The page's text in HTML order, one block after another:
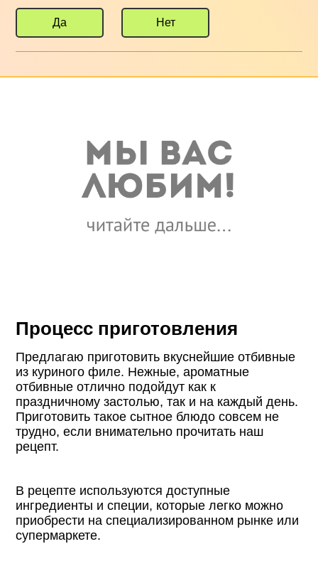
Да Нет
Процесс приготовления
Предлагаю приготовить вкуснейшие отбивные
из куриного филе. Нежные, ароматные
отбивные отлично подойдут как к
праздничному застолью, так и на каждый день.
Приготовить такое сытное блюдо совсем не
трудно, если внимательно прочитать наш
рецепт.
В рецепте используются доступные
ингредиенты и специи, которые легко можно
приобрести на специализированном рынке или
супермаркете.